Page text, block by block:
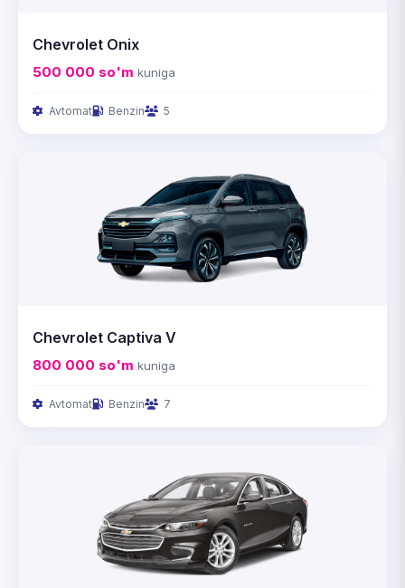
Chevrolet Onix
500 000 so'm kuniga
Avtomat Benzin 5
Chevrolet Captiva V
800 000 so'm kuniga
Avtomat Benzin 7